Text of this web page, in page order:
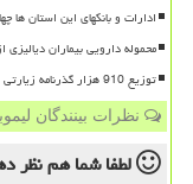
ادارات و بانکهای این استان ها
محموله دارویی بیماران
توزیع 910 هزار گذرنامه زیارتی
نظرات بینندگان
لطفا شما همنظر